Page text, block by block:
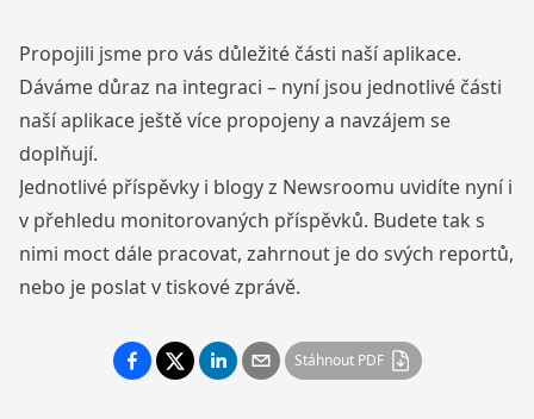
Propojili jsme pro vás důležité části naší aplikace.
Dáváme důraz na integraci – nyní jsou jednotlivé části
naší aplikace ještě více propojeny a navzájem se
doplňují.
Jednotlivé příspěvky i blogy z Newsroomu uvidíte nyní i
v přehledu monitorovaných příspěvků. Budete tak s
nimi moct dále pracovat, zahrnout je do svých reportů,
nebo je poslat v tiskové zprávě.
Stáhnout PDF